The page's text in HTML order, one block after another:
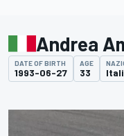
Andrea
DATE OF BIRTH
1993-06-27
AGE
33